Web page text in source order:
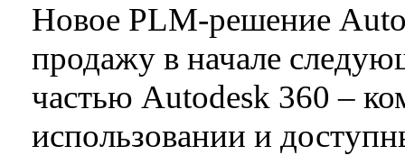
Новое PLM-решение
продажу в начале
частью Autodesk 360 –
использовании и